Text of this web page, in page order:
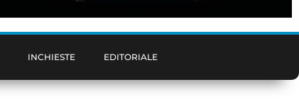
INCHIESTE EDITORIALE